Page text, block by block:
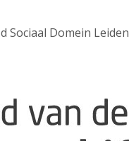
Sociaal Domein Leiden